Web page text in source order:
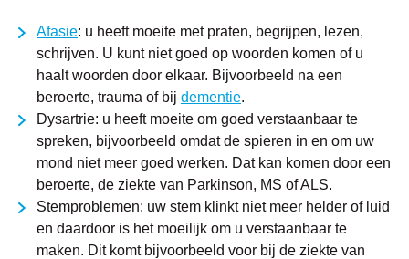
Afasie: u heeft moeite met praten, begrijpen, lezen,
schrijven. U kunt niet goed op woorden komen of u
haalt woorden door elkaar. Bijvoorbeeld na een
beroerte, trauma of bij dementie.
Dysartrie: u heeft moeite om goed verstaanbaar te
spreken, bijvoorbeeld omdat de spieren in en om uw
mond niet meer goed werken. Dat kan komen door een
beroerte, de ziekte van Parkinson, MS of ALS.
Stemproblemen: uw stem klinkt niet meer helder of luid
en daardoor is het moeilijk om u verstaanbaar te
maken. Dit komt bijvoorbeeld voor bij de ziekte van